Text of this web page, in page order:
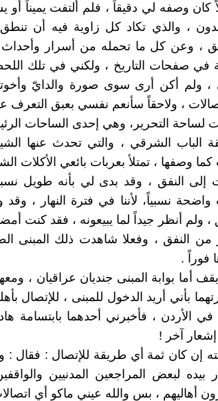
كان وصفه لي دقيقاً ، فلم ألتفت يميناً
، والذي تكاد كل زاوية فيه أن
، وعن كل ما تحمله من أسرار
في صفحات التاريخ ، ولكني في تلك
، ولم أكن أرى سوى صورة والدايّ
، ولاحقاً سأنعم نفسي بعبق التعرف
لساحة التحرير، وهي إحدى الساحات
الباب الشرقي ، والتي تحدث عنها
وصفها ، تمتلأ بعربات بائعي الأكلات
إلى النفق ، وقد بدى لي بأنه طويل
واضحة نسبياً، لأننا في فترة النهار ،
، ولم أنظر جيداً لما يبيعونه ، فقد
من النفق ، وفعلا شاهدت ذلك المبنى
فوراً .
أما بوابة المبنى جنديان عراقيان ،
بأني أريد الدخول للمبنى ، للإتصال
الأردن ، فأخبرني أحدهما بابتسامة
آخر !
إن كان ثمة أي طريقة للإتصال : فقال
بيده لبعض المراجعين المدنيين
أهاليهم ، بس والله عيني ماكو أي